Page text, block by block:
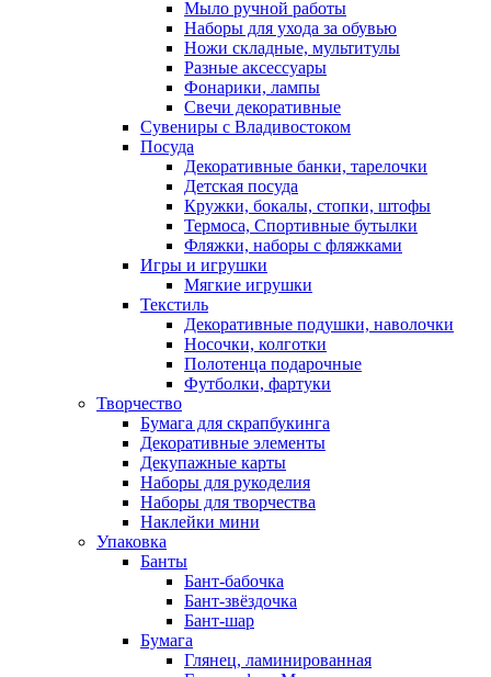
Мыло ручной работы
Наборы для ухода за обувью
Ножи складные, мультитулы
Разные аксессуары
Фонарики, лампы
Свечи декоративные
Сувениры с Владивостоком
Посуда
Декоративные банки, тарелочки
Детская посуда
Кружки, бокалы, стопки, штофы
Термоса, Спортивные бутылки
Фляжки, наборы с фляжками
Игры и игрушки
Мягкие игрушки
Текстиль
Декоративные подушки, наволочки
Носочки, колготки
Полотенца подарочные
Футболки, фартуки
Творчество
Бумага для скрапбукинга
Декоративные элементы
Декупажные карты
Наборы для рукоделия
Наборы для творчества
Наклейки мини
Упаковка
Банты
Бант-бабочка
Бант-звёздочка
Бант-шар
Бумага
Глянец, ламинированная